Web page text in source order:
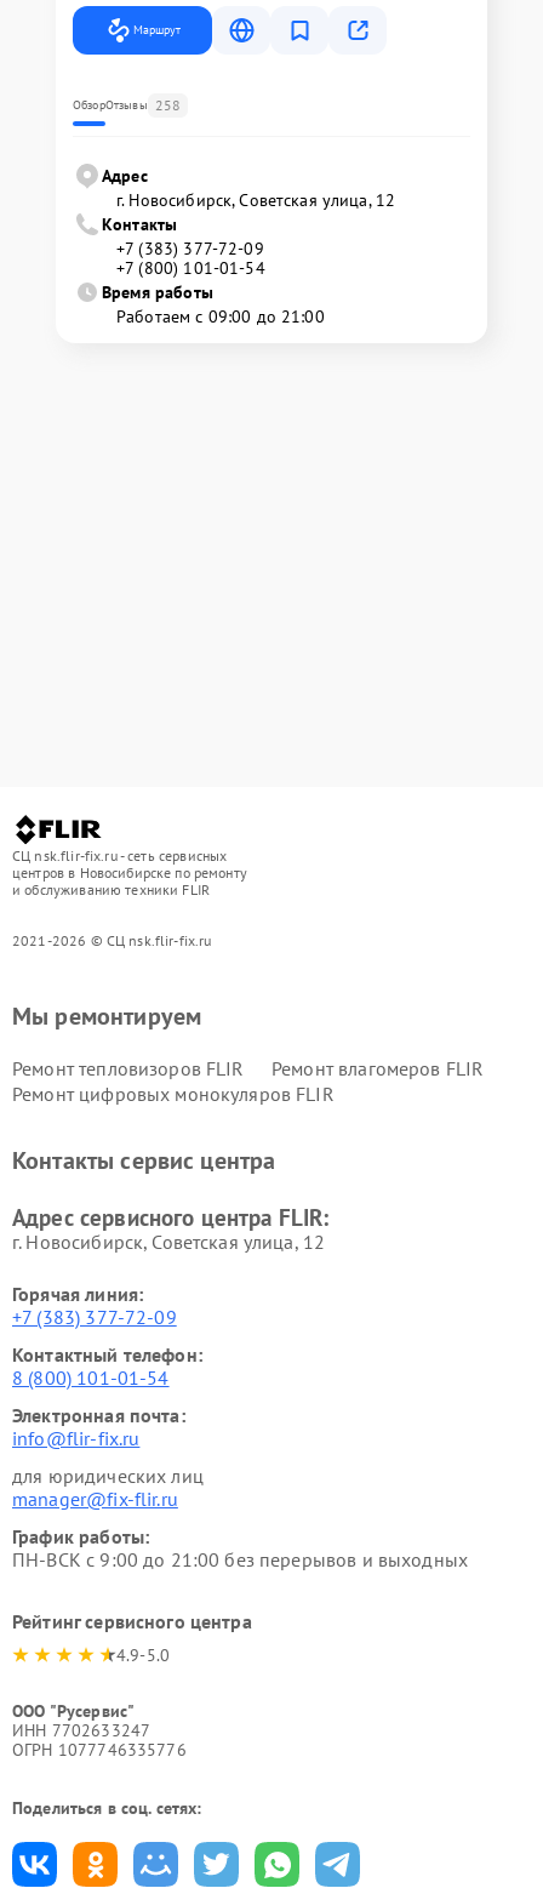
Маршрут
ОбзорОтзывы 258
Адрес
г. Новосибирск, Советская улица, 12
Контакты
+7 (383) 377-72-09
+7 (800) 101-01-54
Время работы
Работаем с 09:00 до 21:00
СЦ nsk.flir-fix.ru - сеть сервисных
центров в Новосибирске по ремонту
и обслуживанию техники FLIR
2021-2026 © СЦ nsk.flir-fix.ru
Мы ремонтируем
Ремонт тепловизоров FLIR
Ремонт влагомеров FLIR
Ремонт цифровых монокуляров FLIR
Контакты сервис центра
Адрес сервисного центра FLIR:
г. Новосибирск, Советская улица, 12
Горячая линия:
+7 (383) 377-72-09
Контактный телефон:
8 (800) 101-01-54
Электронная почта:
info@flir-fix.ru
для юридических лиц
manager@fix-flir.ru
График работы:
ПН-ВСК с 9:00 до 21:00 без перерывов и выходных
Рейтинг сервисного центра
4.9-5.0
ООО "Русервис"
ИНН 7702633247
ОГРН 1077746335776
Поделиться в соц. сетях: